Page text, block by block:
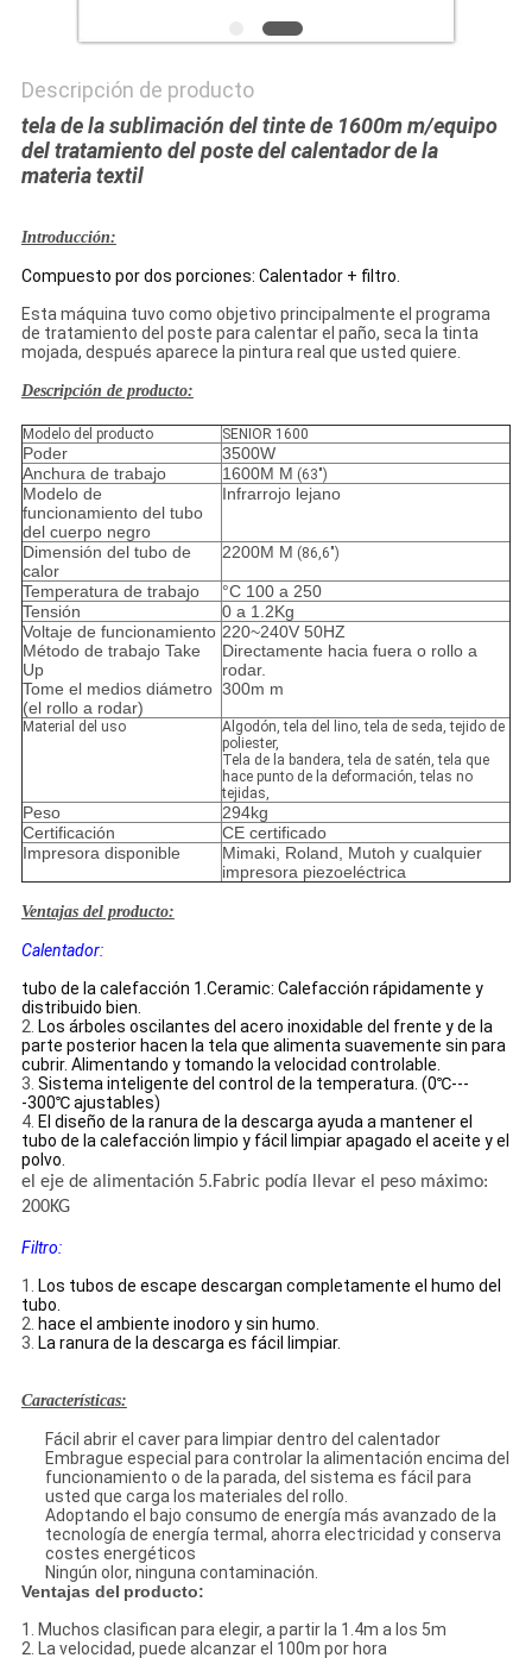
Descripción de producto
tela de la sublimación del tinte de 1600m m/equipo
del tratamiento del poste del calentador de la
materia textil
Introducción:
Compuesto por dos porciones: Calentador + filtro.
Esta máquina tuvo como objetivo principalmente el programa
de tratamiento del poste para calentar el paño, seca la tinta
mojada, después aparece la pintura real que usted quiere.
Descripción de producto:
Modelo del producto SENIOR 1600
Poder
3500W
Anchura de trabajo
1600M M (63")
Modelo de
funcionamiento del tubo
del cuerpo negro
Infrarrojo lejano
Dimensión del tubo de
calor
2200M M (86,6")
Temperatura de trabajo
°C 100 a 250
Tensión
0 a 1.2Kg
Voltaje de funcionamiento
Método de trabajo Take
Up
Tome el medios diámetro
(el rollo a rodar)
220~240V 50HZ
Directamente hacia fuera o rollo a
rodar.
300m m
Material del uso
Algodón, tela del lino, tela de seda, tejido de
poliester,
Tela de la bandera, tela de satén, tela que
hace punto de la deformación, telas no
tejidas,
Peso
294kg
Certificación
CE certificado
Impresora disponible
Mimaki, Roland, Mutoh y cualquier
impresora piezoeléctrica
Ventajas delproducto:
Calentador:
tubo de la calefacción 1.Ceramic: Calefacción rápidamente y
distribuido bien.
2. Los árboles oscilantes del acero inoxidable del frente y de la
parte posterior hacen la tela que alimenta suavemente sin para
cubrir. Alimentando y tomando la velocidad controlable.
3. Sistema inteligente del control de la temperatura. (0℃---
-300℃ ajustables)
4. El diseño de la ranura de la descarga ayuda a mantener el
tubo de la calefacción limpio y fácil limpiar apagado el aceite y el
polvo.
el eje de alimentación 5.Fabric podía llevar el peso máximo:
200KG
Filtro:
1. Los tubos de escape descargan completamente el humo del
tubo.
2. hace el ambiente inodoro y sin humo.
3. La ranura de la descarga es fácil limpiar.
Características:
Fácil abrir el caver para limpiar dentro del calentador
Embrague especial para controlar la alimentación encima del
funcionamiento o de la parada, del sistema es fácil para
usted que carga los materiales del rollo.
Adoptando el bajo consumo de energía más avanzado de la
tecnología de energía termal, ahorra electricidad y conserva
costes energéticos
Ningún olor, ninguna contaminación.
Ventajas del producto:
1. Muchos clasifican para elegir, a partir la 1.4m a los 5m
2. La velocidad, puede alcanzar el 100m por hora